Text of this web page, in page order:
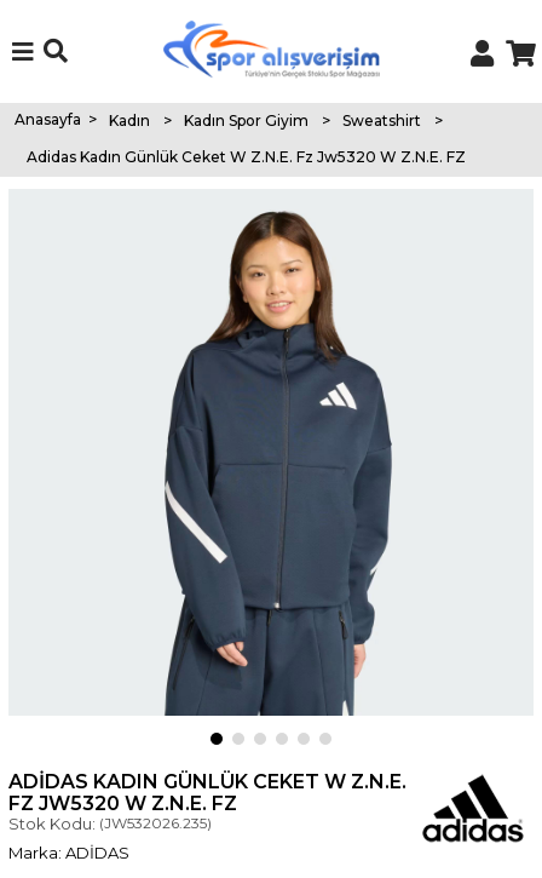
Anasayfa > Kadın > Kadın Spor Giyim > Sweatshirt
>
Adidas Kadın Günlük Ceket W Z.N.E. Fz Jw5320 W Z.N.E. FZ
ADIDAS KADIN GÜNLÜK CEKET W Z.N.E.
FZ JW5320 W Z.N.E. FZ
Stok Kodu: (JW532026.235)
ADİDAS